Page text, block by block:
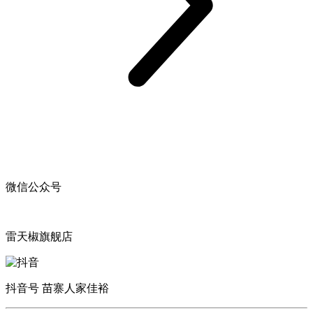
微信公众号
雷天椒旗舰店
抖音号 苗寨人家佳裕